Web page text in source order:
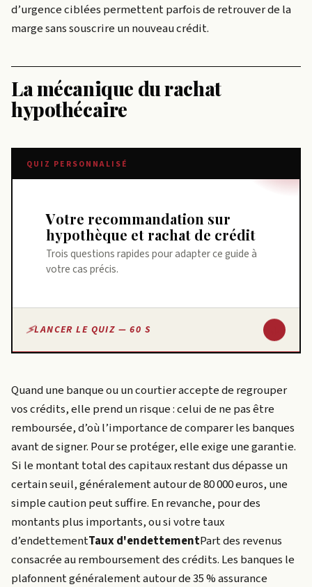
d’urgence ciblées permettent parfois de retrouver de la
marge sans souscrire un nouveau crédit.
La mécanique du rachat
hypothécaire
QUIZ PERSONNALISÉ
Votre recommandation sur
hypothèque et rachat de crédit
Trois questions rapides pour adapter ce guide à
votre cas précis.
LANCER LE QUIZ — 60 S
Quand une banque ou un courtier accepte de regrouper
vos crédits, elle prend un risque : celui de ne pas être
remboursée, d’où l’importance de comparer les banques
avant de signer. Pour se protéger, elle exige une garantie.
Si le montant total des capitaux restant dus dépasse un
certain seuil, généralement autour de 80 000 euros, une
simple caution peut suffire. En revanche, pour des
montants plus importants, ou si votre taux
d’endettementTaux d'endettementPart des revenus
consacrée au remboursement des crédits. Les banques le
plafonnent généralement autour de 35 % assurance